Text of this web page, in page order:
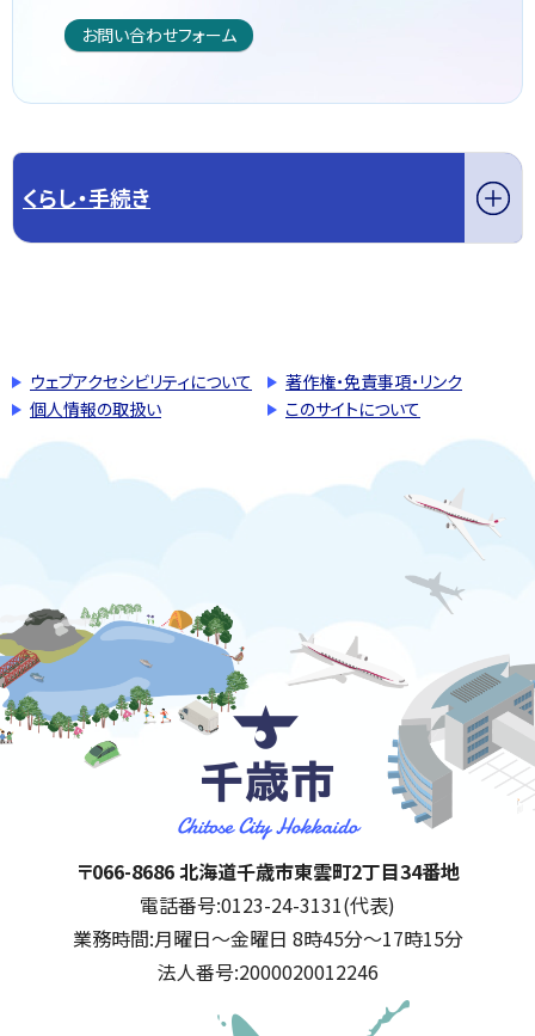
お問い合わせフォーム
くらし・手続き
ウェブアクセシビリティについて
著作権・免責事項・リンク
個人情報の取扱い
このサイトについて
千歳市
住所:
〒066-8686 北海道千歳市東雲町2丁目34番地
電話番号:0123-24-3131(代表)
業務時間:月曜日～金曜日 8時45分～17時15分
法人番号:2000020012246